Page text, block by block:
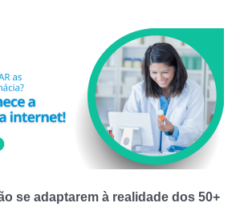
se adaptarem à realidade dos 50+